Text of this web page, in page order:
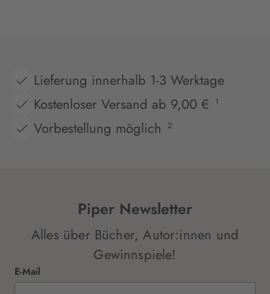
Lieferung innerhalb 1-3 Werktage
Kostenloser Versand ab 9,00 €
1
Vorbestellung möglich 2
Piper Newsletter
Alles über Bücher, Autor:innen und
Gewinnspiele!
E-Mail